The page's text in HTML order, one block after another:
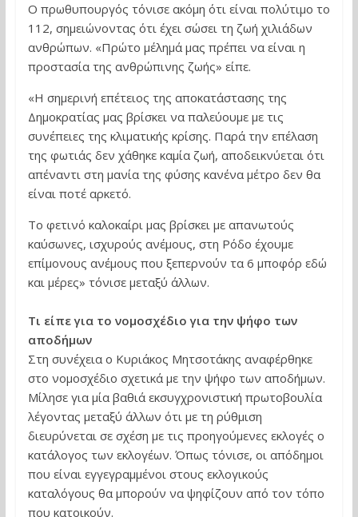
O πρωθυπουργός τόνισε ακόμη ότι είναι πολύτιμο το
112, σημειώνοντας ότι έχει σώσει τη ζωή χιλιάδων
ανθρώπων. «Πρώτο μέλημά μας πρέπει να είναι η
προστασία της ανθρώπινης ζωής» είπε.
«Η σημερινή επέτειος της αποκατάστασης της
Δημοκρατίας μας βρίσκει να παλεύουμε με τις
συνέπειες της κλιματικής κρίσης. Παρά την επέλαση
της φωτιάς δεν χάθηκε καμία ζωή, αποδεικνύεται ότι
απέναντι στη μανία της φύσης κανένα μέτρο δεν θα
είναι ποτέ αρκετό.
Το φετινό καλοκαίρι μας βρίσκει με απανωτούς
καύσωνες, ισχυρούς ανέμους, στη Ρόδο έχουμε
επίμονους ανέμους που ξεπερνούν τα 6 μποφόρ εδώ
και μέρες» τόνισε μεταξύ άλλων.
Τι είπε για το νομοσχέδιο για την ψήφο των
αποδήμων
Στη συνέχεια ο Κυριάκος Μητσοτάκης αναφέρθηκε
στο νομοσχέδιο σχετικά με την ψήφο των αποδήμων.
Μίλησε για μία βαθιά εκσυγχρονιστική πρωτοβουλία
λέγοντας μεταξύ άλλων ότι με τη ρύθμιση
διευρύνεται σε σχέση με τις προηγούμενες εκλογές ο
κατάλογος των εκλογέων. Όπως τόνισε, οι απόδημοι
που είναι εγγεγραμμένοι στους εκλογικούς
καταλόγους θα μπορούν να ψηφίζουν από τον τόπο
που κατοικούν.